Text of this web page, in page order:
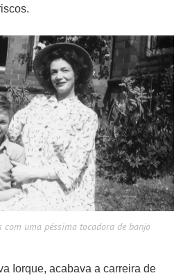
com uma péssima tocadora de banjo
Iorque, acabava a carreira de